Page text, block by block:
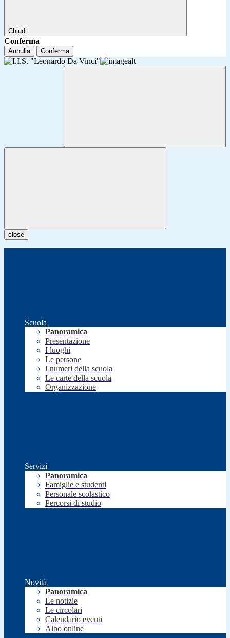
Chiudi
Conferma
Annulla Conferma
close
Scuola
Panoramica
Presentazione
I luoghi
Le persone
I numeri della scuola
Le carte della scuola
Organizzazione
Servizi
Panoramica
Famiglie e studenti
Personale scolastico
Percorsi di studio
Novità
Panoramica
Le notizie
Le circolari
Calendario eventi
Albo online